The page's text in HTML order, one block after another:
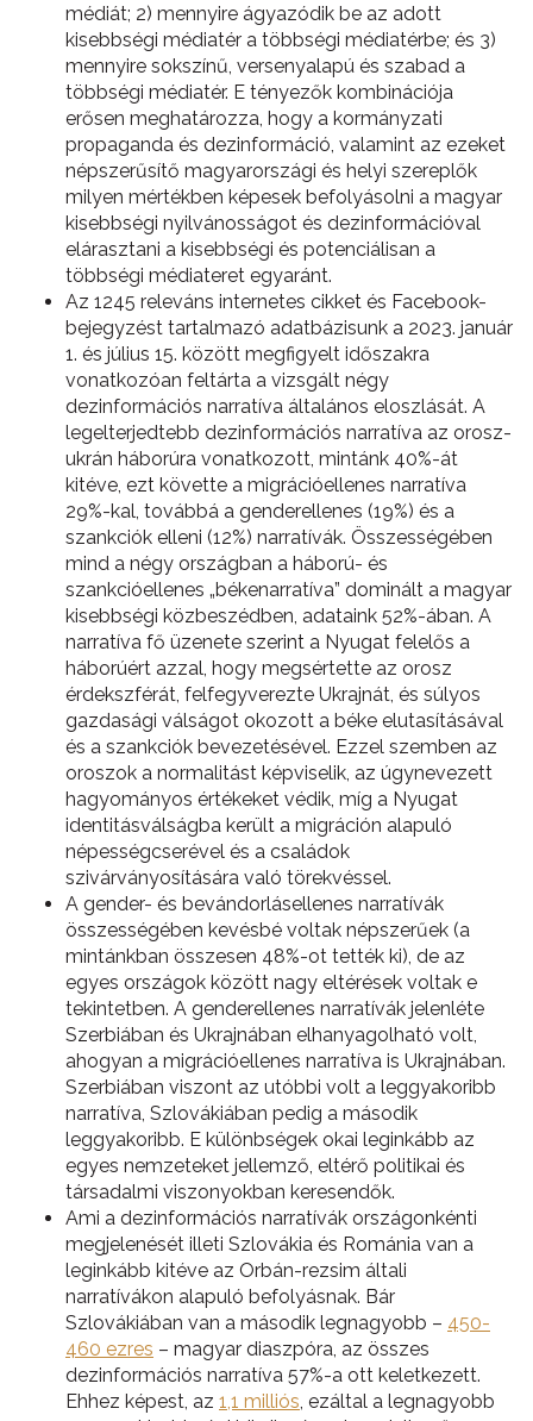
médiát; 2) mennyire ágyazódik be az adott
kisebbségi médiatér a többségi médiatérbe; és 3)
mennyire sokszínű, versenyalapú és szabad a
többségi médiatér. E tényezők kombinációja
erősen meghatározza, hogy a kormányzati
propaganda és dezinformáció, valamint az ezeket
népszerűsítő magyarországi és helyi szereplők
milyen mértékben képesek befolyásolni a magyar
kisebbségi nyilvánosságot és dezinformációval
elárasztani a kisebbségi és potenciálisan a
többségi médiateret egyaránt.
Az 1245 releváns internetes cikket és Facebook-
bejegyzést tartalmazó adatbázisunk a 2023. január
1. és július 15. között megfigyelt időszakra
vonatkozóan feltárta a vizsgált négy
dezinformációs narratíva általános eloszlását. A
legelterjedtebb dezinformációs narratíva az orosz-
ukrán háborúra vonatkozott, mintánk 40%-át
kitéve, ezt követte a migrációellenes narratíva
29%-kal, továbbá a genderellenes (19%) és a
szankciók elleni (12%) narratívák. Összességében
mind a négy országban a háború- és
szankcióellenes „békenarratíva” dominált a magyar
kisebbségi közbeszédben, adataink 52%-ában. A
narratíva fő üzenete szerint a Nyugat felelős a
háborúért azzal, hogy megsértette az orosz
érdekszférát, felfegyverezte Ukrajnát, és súlyos
gazdasági válságot okozott a béke elutasításával
és a szankciók bevezetésével. Ezzel szemben az
oroszok a normalitást képviselik, az úgynevezett
hagyományos értékeket védik, míg a Nyugat
identitásválságba került a migráción alapuló
népességcserével és a családok
szivárványosítására való törekvéssel.
A gender- és bevándorlásellenes narratívák
összességében kevésbé voltak népszerűek (a
mintánkban összesen 48%-ot tették ki), de az
egyes országok között nagy eltérések voltak e
tekintetben. A genderellenes narratívák jelenléte
Szerbiában és Ukrajnában elhanyagolható volt,
ahogyan a migrációellenes narratíva is Ukrajnában.
Szerbiában viszont az utóbbi volt a leggyakoribb
narratíva, Szlovákiában pedig a második
leggyakoribb. E különbségek okai leginkább az
egyes nemzeteket jellemző, eltérő politikai és
társadalmi viszonyokban keresendők.
Ami a dezinformációs narratívák országonkénti
megjelenését illeti Szlovákia és Románia van a
leginkább kitéve az Orbán-rezsim általi
narratívákon alapuló befolyásnak. Bár
Szlovákiában van a második legnagyobb – 450-
460 ezres – magyar diaszpóra, az összes
dezinformációs narratíva 57%-a ott keletkezett.
Ehhez képest, az 1,1 milliós, ezáltal a legnagyobb